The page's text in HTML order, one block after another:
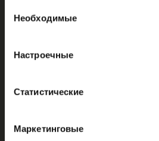
вами их сервисов.
согласия
Необходимые
Настроечные
Статистические
Маркетинговые
SPF 10 - 125 мл